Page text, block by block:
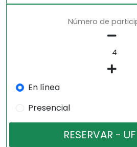
Número de
En línea
Presencial